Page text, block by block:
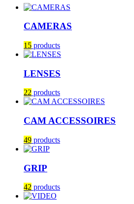
CAMERAS
15 products
LENSES
22 products
CAM ACCESSOIRES
49 products
GRIP
42 products